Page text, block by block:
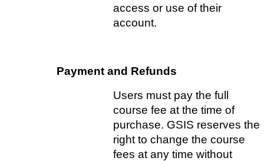
access or use of their
account.
Payment and Refunds
Users must pay the full
course fee at the time of
purchase. GSIS reserves the
right to change the course
fees at any time without